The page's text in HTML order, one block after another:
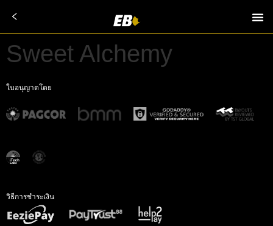
Sweet Alchemy
ใบอนุญาตโดย
วิธีการชำระเงิน